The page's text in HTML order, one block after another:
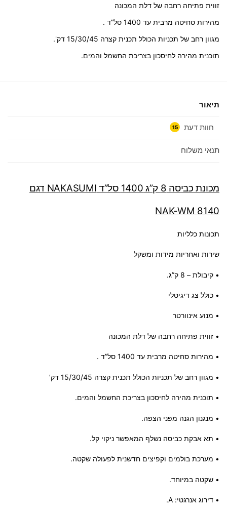
זווית פתיחה רחבה של דלת המכונה
מהירות סחיטה מרבית עד 1400 סל”ד .
מגוון רחב של תכניות הכולל תכנית קצרה 15/30/45 דק'.
תוכנית מהירה לחיסכון בצריכת החשמל והמים.
תיאור
חוות דעת 15
תנאי משלוח
מכונת כביסה 8 ק”ג 1400 סל”ד NAKASUMI דגם
NAK-WM 8140
תכונות כלליות
שירות ואחריות מידות ומשקל
• קיבולת – 8 ק”ג.
• כולל צג דיגיטלי
• מנוע אינוורטר
• זווית פתיחה רחבה של דלת המכונה
• מהירות סחיטה מרבית עד 1400 סל”ד .
• מגוון רחב של תכניות הכולל תכנית קצרה 15/30/45 דק’
• תוכנית מהירה לחיסכון בצריכת החשמל והמים.
• מנגנון הגנה מפני הצפה.
• תא אבקת כביסה נשלף המאפשר ניקוי קל.
• מערכת בולמים וקפיצים חדשנית לפעולה שקטה.
• שקטה במיוחד.
• דירוג אנרגטי: A.